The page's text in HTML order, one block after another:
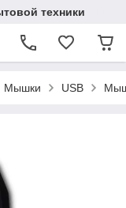
техники
Мышки USB